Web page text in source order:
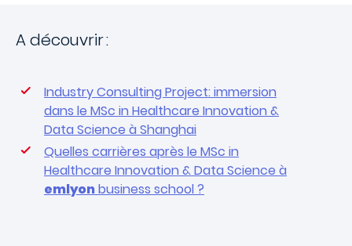
A découvrir :
Industry Consulting Project: immersion
dans le MSc in Healthcare Innovation &
Data Science à Shanghai
Quelles carrières après le MSc in
Healthcare Innovation & Data Science à
emlyonbusiness school ?